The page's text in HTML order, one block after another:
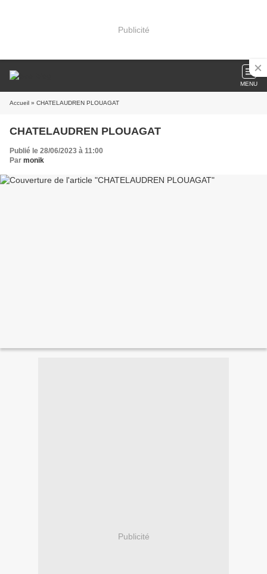
Publicité
MENU
Accueil » CHATELAUDREN PLOUAGAT
CHATELAUDREN PLOUAGAT
Publié le 28/06/2023 à 11:00
Par monik
Publicité